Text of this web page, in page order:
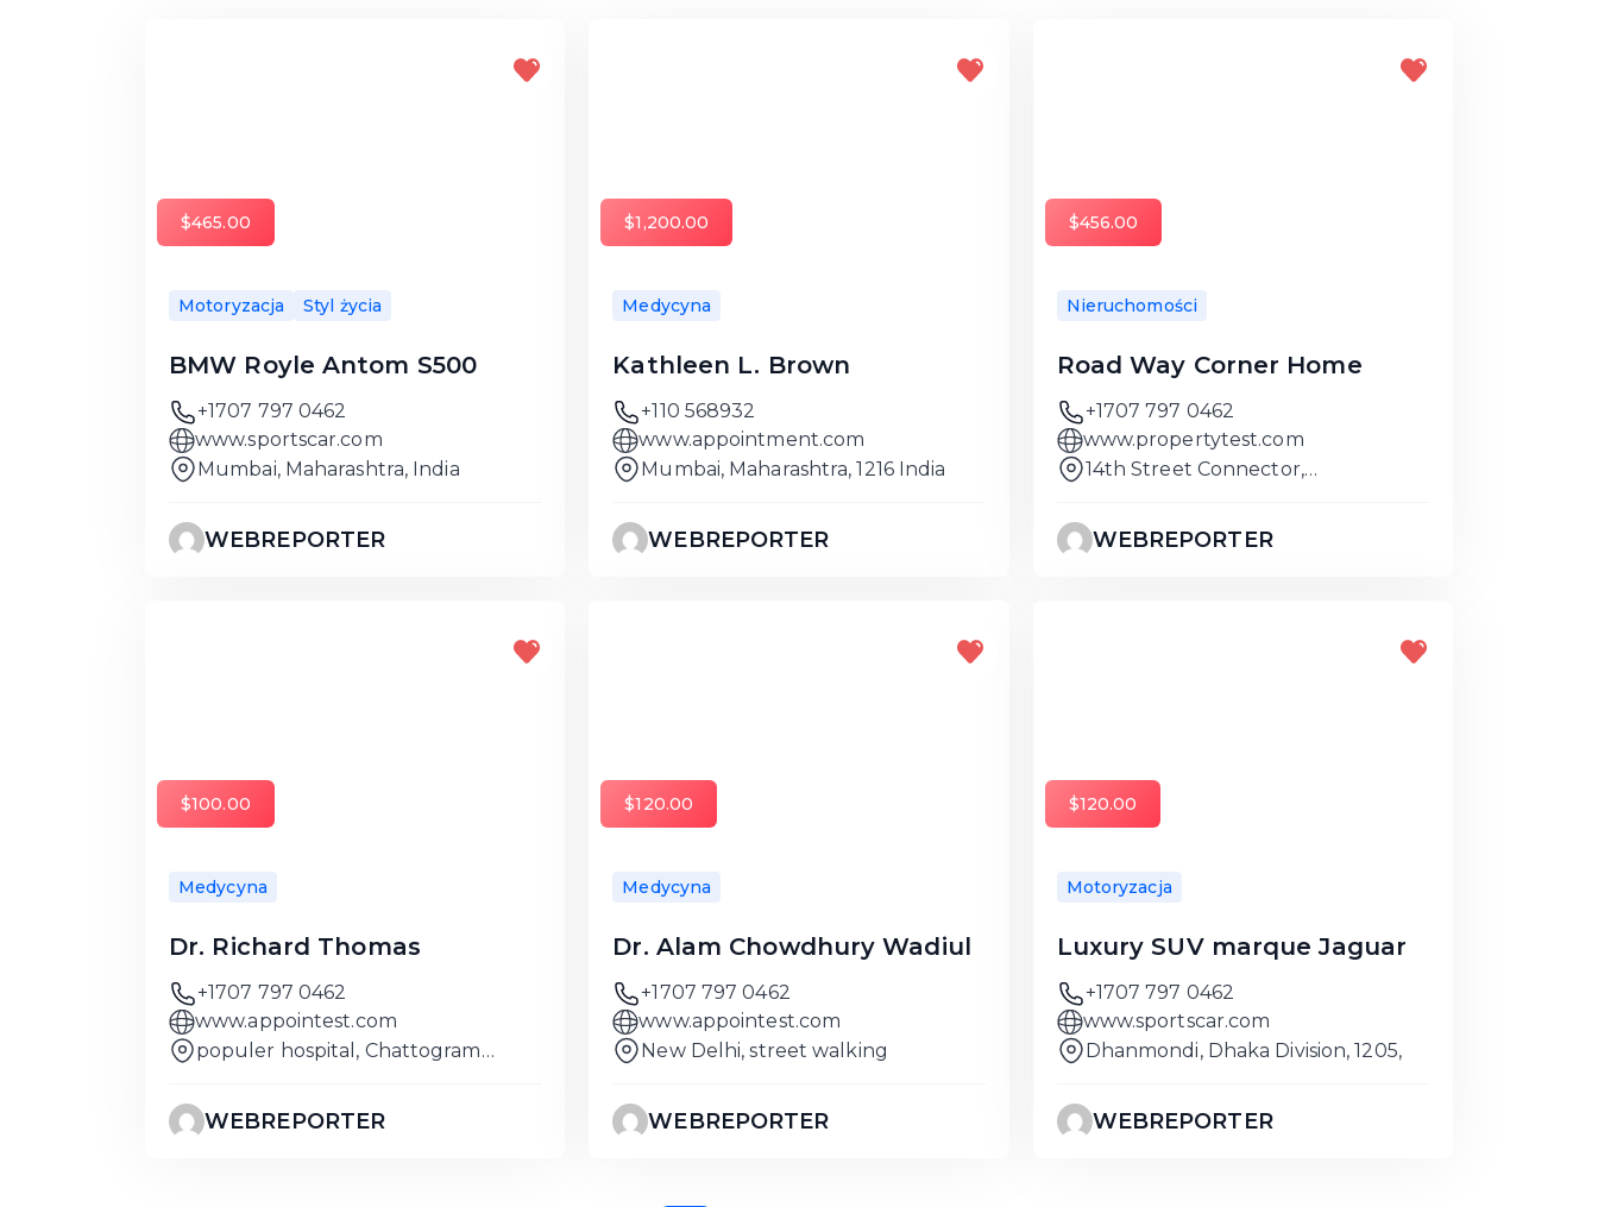
Motoryzacja Styl życia
$465.00
BMW Royle Antom S500
+1707 797 0462
www.sportscar.com
Mumbai, Maharashtra, India
WEBREPORTER
Medycyna
$1,200.00
Kathleen L. Brown
+110 568932
www.appointment.com
Mumbai, Maharashtra, 1216 India
WEBREPORTER
Nieruchomości
$456.00
Road Way Corner Home
+1707 797 0462
www.propertytest.com
14th Street Connector,
WEBREPORTER
Medycyna
$100.00
Dr. Richard Thomas
+1707 797 0462
www.appointest.com
populer hospital, Chattogram
WEBREPORTER
Medycyna
$120.00
Dr. Alam Chowdhury Wadiul
+1707 797 0462
www.appointest.com
New Delhi, street walking
WEBREPORTER
Motoryzacja
$120.00
Luxury SUV marque Jaguar
+1707 797 0462
www.sportscar.com
Dhanmondi, Dhaka Division, 1205,
WEBREPORTER